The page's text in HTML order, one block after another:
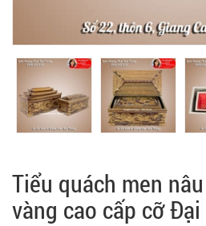
Tiểu quách men
vàng cao cấp cỡ Đại